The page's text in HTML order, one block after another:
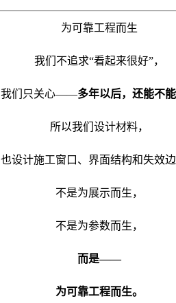
为可靠工程而生
我们不追求“看起来很好”，
我们只关心——多年以后，还能不
所以我们设计材料，
也设计施工窗口、界面结构和失效
不是为展示而生，
不是为参数而生，
而是——
为可靠工程而生。